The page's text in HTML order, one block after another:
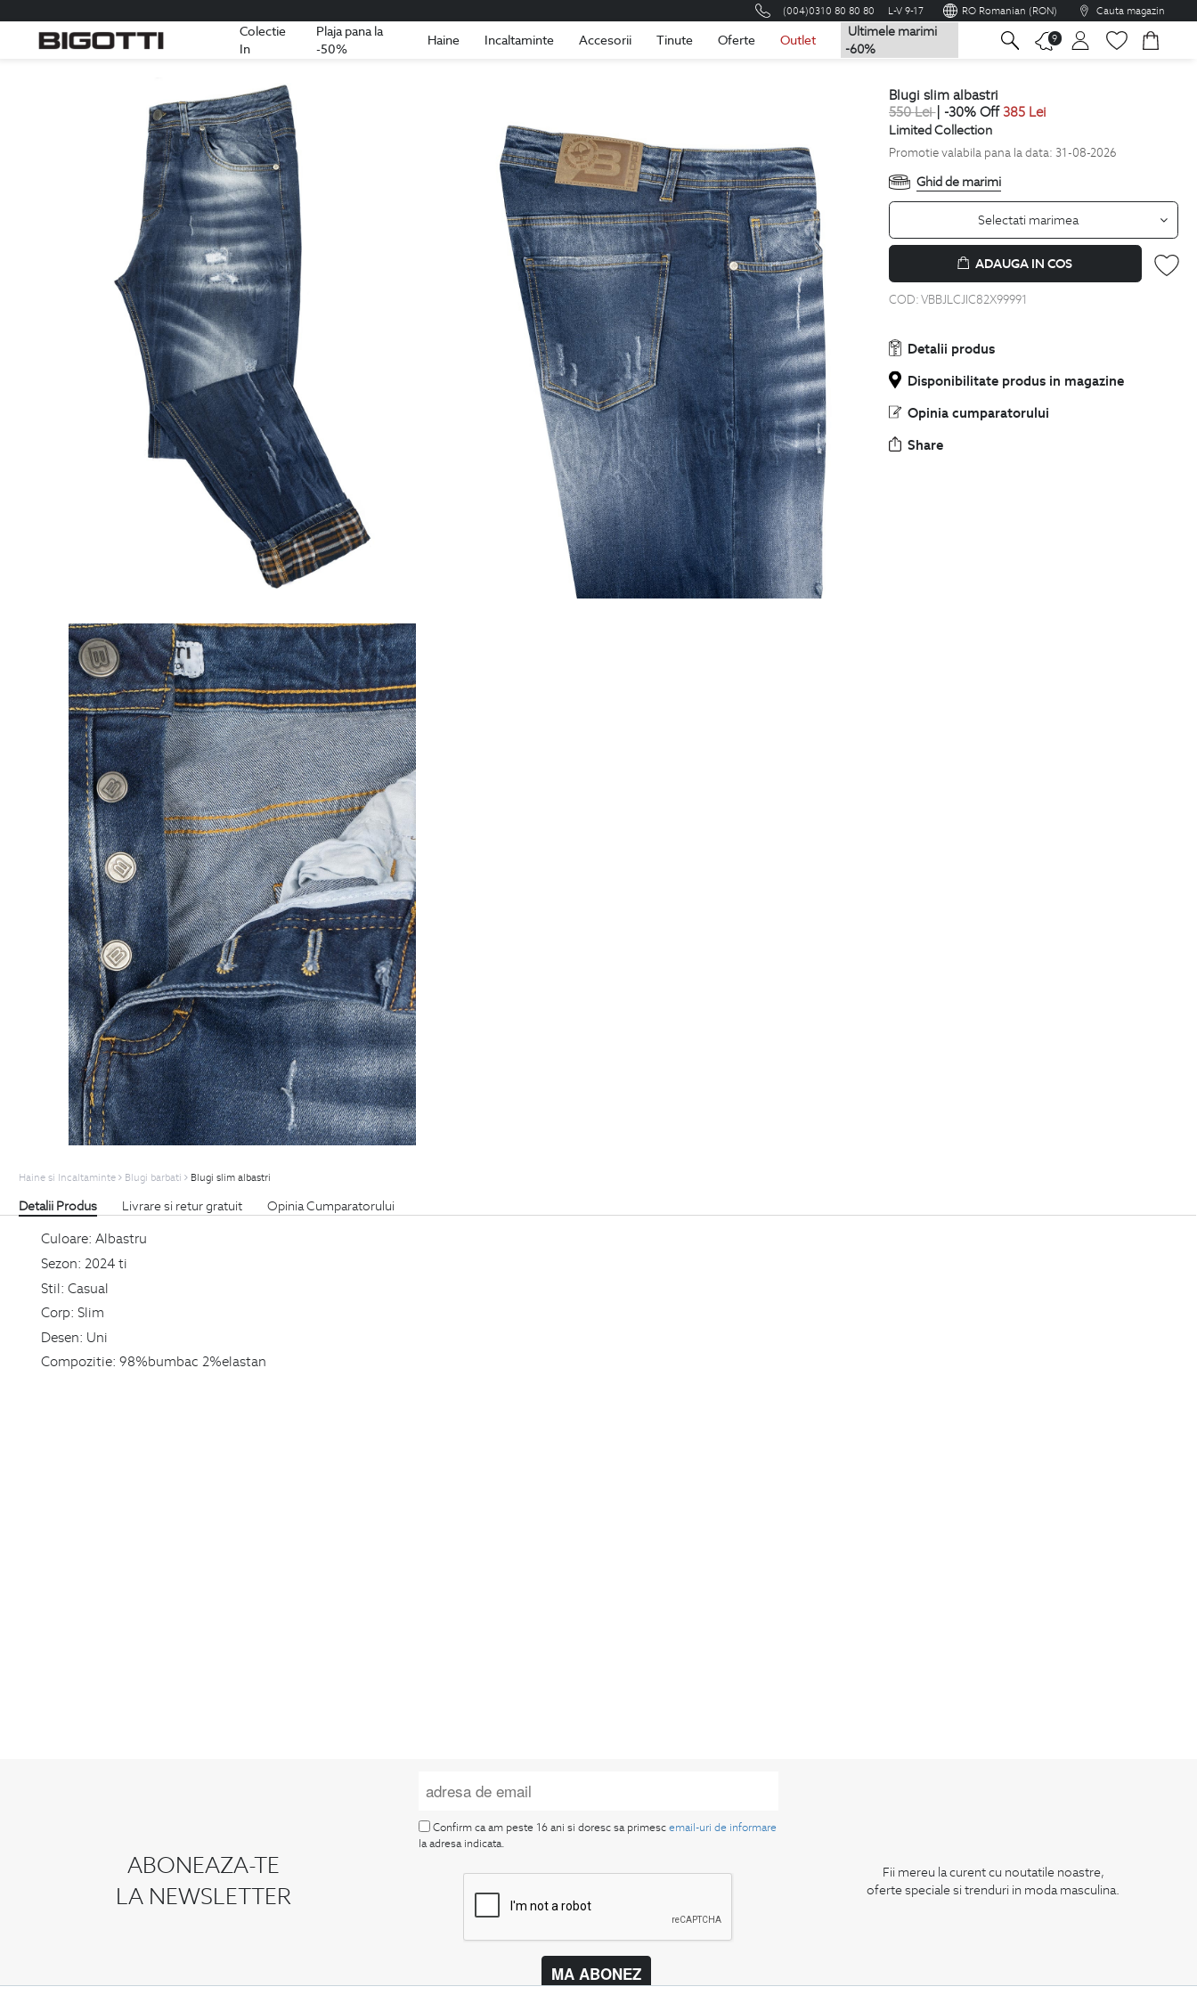
(004)0310 80 80 80 L-V 9-17 RO Romanian (RON) Cauta magazin
Colectie
In
Plaja pana la
-50%
Haine Incaltaminte Accesorii Tinute Oferte Outlet
Ultimele marimi
-60%
9
Romania Romana
blugi slim albastri
550Lei| -30% Off 385 Lei
Limited Collection
Promotie valabila pana la data: 31-08-2026
Ghid de marimi
Selectati marimea
ADAUGA IN COS
COD:VBBJLCJIC82X99991
Detalii produs
Disponibilitate produs in magazine
Opinia cumparatorului
Share
Haine si Incaltaminte Blugi barbati Blugi slim albastri
Detalii Produs Livrare si retur gratuit Opinia Cumparatorului
Culoare: Albastru
Sezon: 2024 ti
Stil: Casual
Corp: Slim
Desen: Uni
Compozitie: 98%bumbac 2%elastan
ABONEAZA-TE
LA NEWSLETTER
Confirm ca am peste 16 ani si doresc sa primescemail-uri de informare
la adresa indicata.
MA ABONEZ
Fii mereu la curent cu noutatile noastre,
oferte speciale si trenduri in moda masculina.